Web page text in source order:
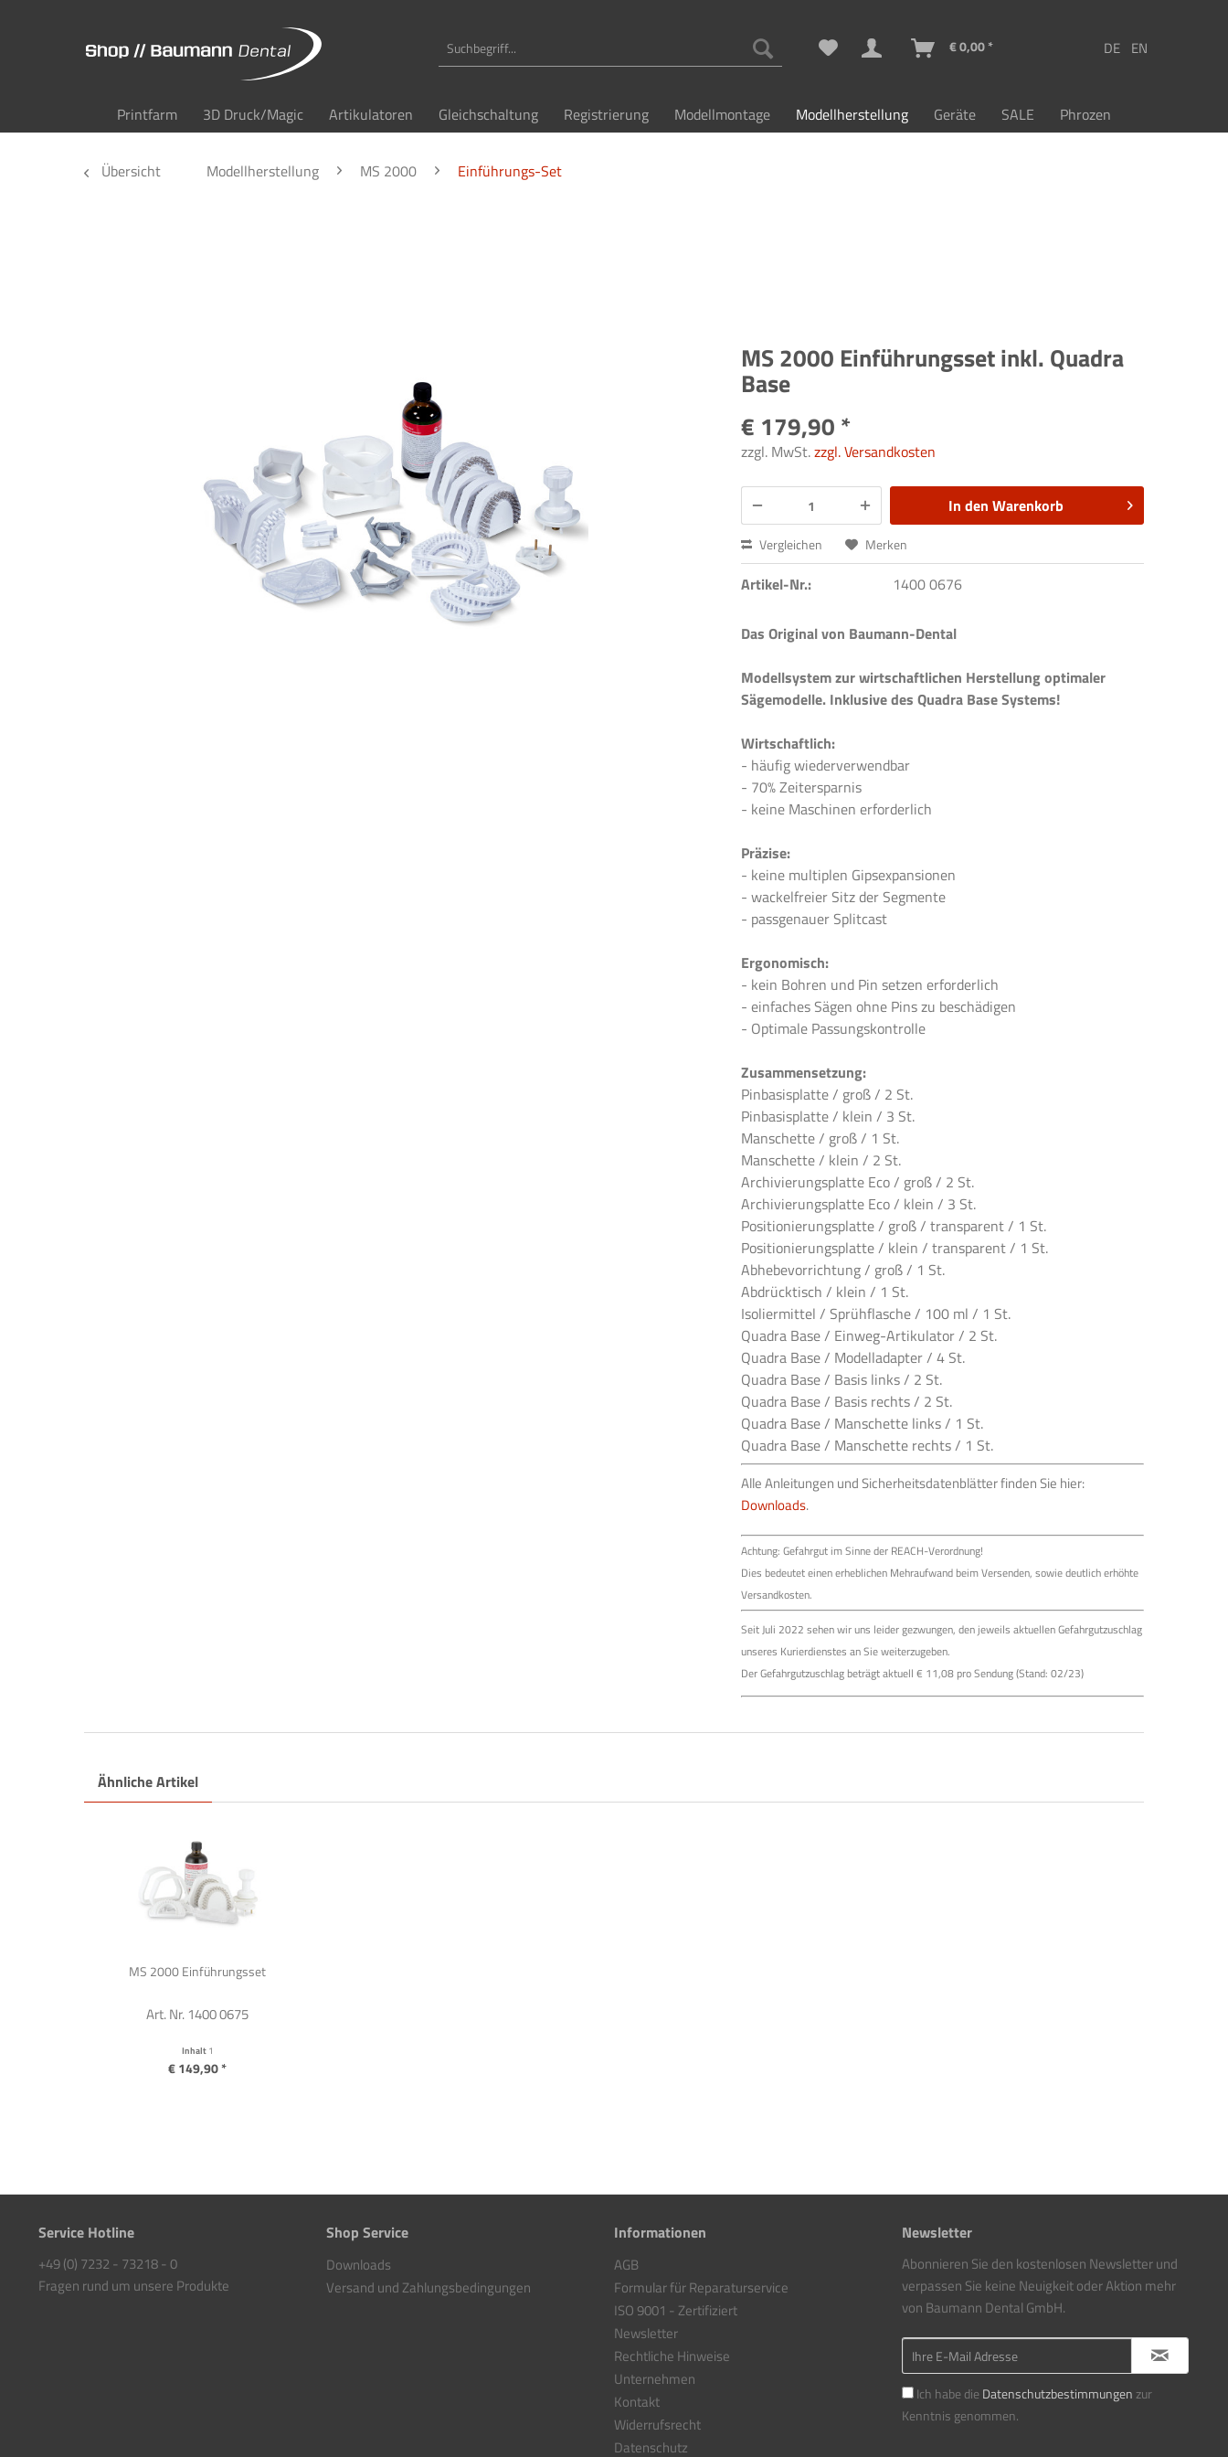
€ 0,00 *
Printfarm 3D Druck/Magic Artikulatoren Gleichschaltung Registrierung Modellmontage Modellherstellung Geräte SALE Phrozen
Übersicht Modellherstellung MS 2000 Einführungs-Set
MS 2000 Einführungsset inkl. Quadra
Base
€ 179,90 *
zzgl. MwSt.zzgl. Versandkosten
In den Warenkorb
Vergleichen Merken
Artikel-Nr.: 1400 0676
Das Original von Baumann-Dental
Modellsystem zur wirtschaftlichen Herstellung optimaler
Sägemodelle. Inklusive des Quadra Base Systems!
Wirtschaftlich:
- häufig wiederverwendbar
- 70% Zeitersparnis
- keine Maschinen erforderlich
Präzise:
- keine multiplen Gipsexpansionen
- wackelfreier Sitz der Segmente
- passgenauer Splitcast
Ergonomisch:
- kein Bohren und Pin setzen erforderlich
- einfaches Sägen ohne Pins zu beschädigen
- Optimale Passungskontrolle
Zusammensetzung:
Pinbasisplatte / groß / 2 St.
Pinbasisplatte / klein / 3 St.
Manschette / groß / 1 St.
Manschette / klein / 2 St.
Archivierungsplatte Eco / groß / 2 St.
Archivierungsplatte Eco / klein / 3 St.
Positionierungsplatte / groß / transparent / 1 St.
Positionierungsplatte / klein / transparent / 1 St.
Abhebevorrichtung / groß / 1 St.
Abdrücktisch / klein / 1 St.
Isoliermittel / Sprühflasche / 100 ml / 1 St.
Quadra Base / Einweg-Artikulator / 2 St.
Quadra Base / Modelladapter / 4 St.
Quadra Base / Basis links / 2 St.
Quadra Base / Basis rechts / 2 St.
Quadra Base / Manschette links / 1 St.
Quadra Base / Manschette rechts / 1 St.
Alle Anleitungen und Sicherheitsdatenblätter finden Sie hier:
Downloads.
Achtung: Gefahrgut im Sinne der REACH-Verordnung!
Dies bedeutet einen erheblichen Mehraufwand beim Versenden, sowie deutlich erhöhte
Versandkosten.
Seit Juli 2022 sehen wir uns leider gezwungen, den jeweils aktuellen Gefahrgutzuschlag
unseres Kurierdienstes an Sie weiterzugeben.
Der Gefahrgutzuschlag beträgt aktuell € 11,08 pro Sendung (Stand: 02/23)
Ähnliche Artikel
MS 2000 Einführungsset
Art. Nr. 1400 0675
Inhalt 1
€ 149,90 *
Service Hotline
+49 (0) 7232 - 73218 - 0
Fragen rund um unsere Produkte
Shop Service
Downloads
Versand und Zahlungsbedingungen
Informationen
AGB
Formular für Reparaturservice
ISO 9001 - Zertifiziert
Newsletter
Rechtliche Hinweise
Unternehmen
Kontakt
Widerrufsrecht
Datenschutz
Newsletter
Abonnieren Sie den kostenlosen Newsletter und
verpassen Sie keine Neuigkeit oder Aktion mehr
von Baumann Dental GmbH.
Ich habe dieDatenschutzbestimmungenzur
Kenntnis genommen.
Newsletter sind langweilig? Nicht mit uns! Erfahren Sie praxisnahe Tipps und Tricks im
3D Druck, Problemlösungen und spannende Informationen zu neuen und alten
Newsletter abonnieren